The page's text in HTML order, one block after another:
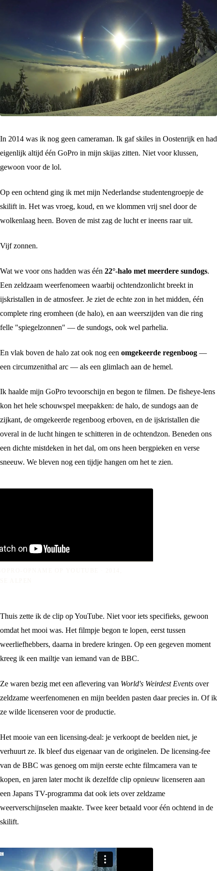
In 2014 was ik nog geen cameraman. Ik gaf skiles in Oostenrijk en had
eigenlijk altijd één GoPro in mijn skijas zitten. Niet voor klussen,
gewoon voor de lol.
Op een ochtend ging ik met mijn Nederlandse studentengroepje de
skilift in. Het was vroeg, koud, en we klommen vrij snel door de
wolkenlaag heen. Boven de mist zag de lucht er ineens raar uit.
Vijf zonnen.
Wat we voor ons hadden was één 22°-halo met meerdere sundogs.
Een zeldzaam weerfenomeen waarbij ochtendzonlicht breekt in
ijskristallen in de atmosfeer. Je ziet de echte zon in het midden, één
complete ring eromheen (de halo), en aan weerszijden van die ring
felle "spiegelzonnen" — de sundogs, ook wel parhelia.
En vlak boven de halo zat ook nog een omgekeerde regenboog —
een circumzenithal arc — als een glimlach aan de hemel.
Ik haalde mijn GoPro tevoorschijn en begon te filmen. De fisheye-lens
kon het hele schouwspel meepakken: de halo, de sundogs aan de
zijkant, de omgekeerde regenboog erboven, en de ijskristallen die
overal in de lucht hingen te schitteren in de ochtendzon. Beneden ons
een dichte mistdeken in het dal, om ons heen bergpieken en verse
sneeuw. We bleven nog een tijdje hangen om het te zien.
Thuis zette ik de clip op YouTube. Niet voor iets specifieks, gewoon
omdat het mooi was. Het filmpje begon te lopen, eerst tussen
weerliefhebbers, daarna in bredere kringen. Op een gegeven moment
kreeg ik een mailtje van iemand van de BBC.
Ze waren bezig met een aflevering van World's Weirdest Events over
zeldzame weerfenomenen en mijn beelden pasten daar precies in. Of ik
ze wilde licenseren voor de productie.
Het mooie van een licensing-deal: je verkoopt de beelden niet, je
verhuurt ze. Ik bleef dus eigenaar van de originelen. De licensing-fee
van de BBC was genoeg om mijn eerste echte filmcamera van te
kopen, en jaren later mocht ik dezelfde clip opnieuw licenseren aan
een Japans TV-programma dat ook iets over zeldzame
weerverschijnselen maakte. Twee keer betaald voor één ochtend in de
skilift.